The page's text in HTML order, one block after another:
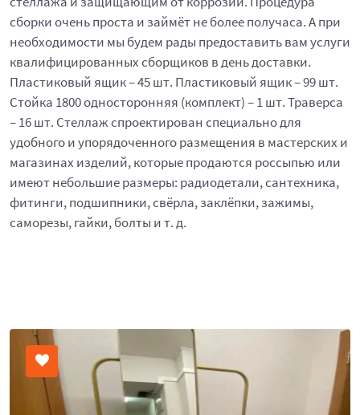
сборки очень проста и займёт не более получаса. А при
необходимости мы будем рады предоставить вам услуги
квалифицированных сборщиков в день доставки.
Пластиковый ящик – 45 шт. Пластиковый ящик – 99 шт.
Стойка 1800 односторонняя (комплект) – 1 шт. Траверса
– 16 шт. Стеллаж спроектирован специально для
удобного и упорядоченного размещения в мастерских и
магазинах изделий, которые продаются россыпью или
имеют небольшие размеры: радиодетали, сантехника,
фитинги, подшипники, свёрла, заклёпки, зажимы,
саморезы, гайки, болты и т. д.